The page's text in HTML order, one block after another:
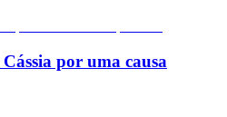
por uma causa